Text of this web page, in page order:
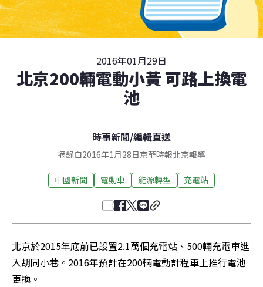
2016年01月29日
北京200輛電動小黃 可路上換電
池
時事新聞/編輯直送
摘錄自2016年1月28日京華時報北京報導
中國新聞 電動車 能源轉型 充電站
北京於2015年底前已設置2.1萬個充電站、500輛充電車進
入胡同小巷。2016年預計在200輛電動計程車上推行電池
更換。